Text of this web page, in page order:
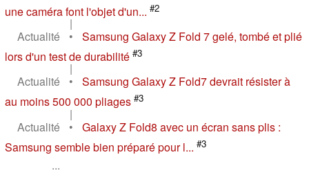
une caméra font l'objet d'un... #2
|
Actualité
•
Samsung Galaxy Z Fold 7 gelé, tombé et plié
lors d'un test de durabilité #3
|
Actualité
•
Samsung Galaxy Z Fold7 devrait résister à
au moins 500 000 pliages #3
|
Actualité
•
Galaxy Z Fold8 avec un écran sans plis :
Samsung semble bien préparé pour l... #3
...